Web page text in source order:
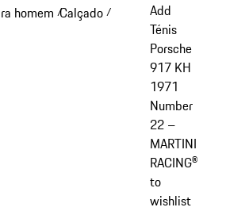
homem /Calçado /
Add
Ténis
Porsche
917 KH
1971
Number
22 –
MARTINI
RACING®
to
wishlist